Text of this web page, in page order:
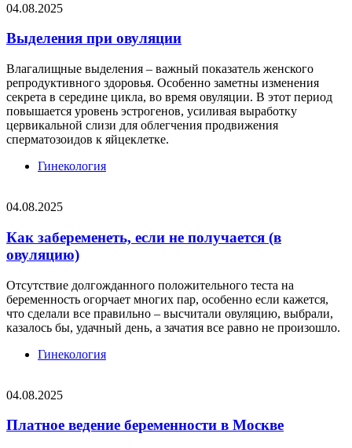
04.08.2025
Выделения при овуляции
Влагалищные выделения – важный показатель женского
репродуктивного здоровья. Особенно заметны изменения
секрета в середине цикла, во время овуляции. В этот период
повышается уровень эстрогенов, усиливая выработку
цервикальной слизи для облегчения продвижения
сперматозоидов к яйцеклетке.
Гинекология
04.08.2025
Как забеременеть, если не получается (в
овуляцию)
Отсутствие долгожданного положительного теста на
беременность огорчает многих пар, особенно если кажется,
что сделали все правильно – высчитали овуляцию, выбрали,
казалось бы, удачный день, а зачатия все равно не произошло.
Гинекология
04.08.2025
Платное ведение беременности в Москве